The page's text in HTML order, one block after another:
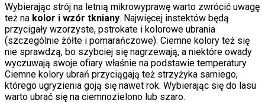
Wybierając strój na letnią mikrowyprawę warto zwrócić uwagę
też na kolor i wzór tkniany. Najwięcej instektów będą
przycigały wzorzyste, pstrokate i kolorowe ubrania
(szczególnie żółte i pomarańczowe). Ciemne kolory też się
nie sprawdzą, bo szybciej się nagrzewają, a niektóre owady
wyczuwają swoje ofiary właśnie na podstawie temperatury.
Ciemne kolory ubrań przyciągają też strzyżyka sarniego,
którego ugryzienia goją się nawet rok. Wybierając się do lasu
warto ubrać się na ciemnozielono lub szaro.